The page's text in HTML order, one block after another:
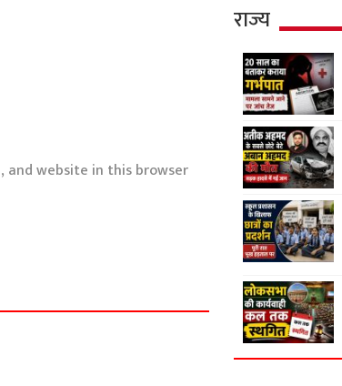
and website in this browser
राज्य